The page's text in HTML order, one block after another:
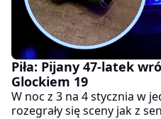
Piła: Pijany 47-latek
Glockiem 19
W noc z 3 na 4 stycznia w
rozegrały się sceny jak z